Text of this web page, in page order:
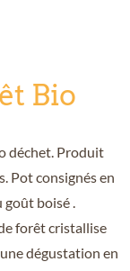
Bio
déchet. Produit
Pot consignés en
boisé .
forêt cristallise
dégustation en